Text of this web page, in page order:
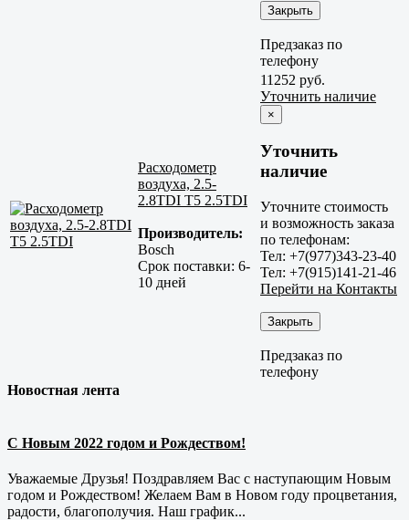
Закрыть
Предзаказ по
телефону
Расходометр
воздуха, 2.5-
2.8TDI T5 2.5TDI
Производитель:
Bosch
Срок поставки: 6-
10 дней
11252 руб.
Уточнить наличие
×
Уточнить
наличие
Уточните стоимость
и возможность заказа
по телефонам:
Тел: +7(977)343-23-40
Тел: +7(915)141-21-46
Перейти на Контакты
Закрыть
Предзаказ по
телефону
Новостная лента
С Новым 2022 годом и Рождеством!
Уважаемые Друзья! Поздравляем Вас с наступающим Новым
годом и Рождеством! Желаем Вам в Новом году процветания,
радости, благополучия. Наш график...